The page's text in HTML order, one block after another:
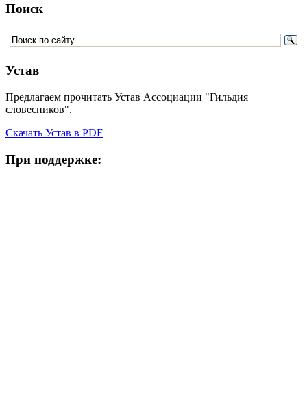
Поиск
Устав
Предлагаем прочитать Устав Ассоциации "Гильдия
словесников".
Скачать Устав в PDF
При поддержке: